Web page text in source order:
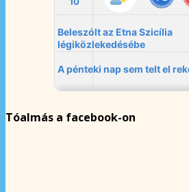
Tóalmás a facebook-on